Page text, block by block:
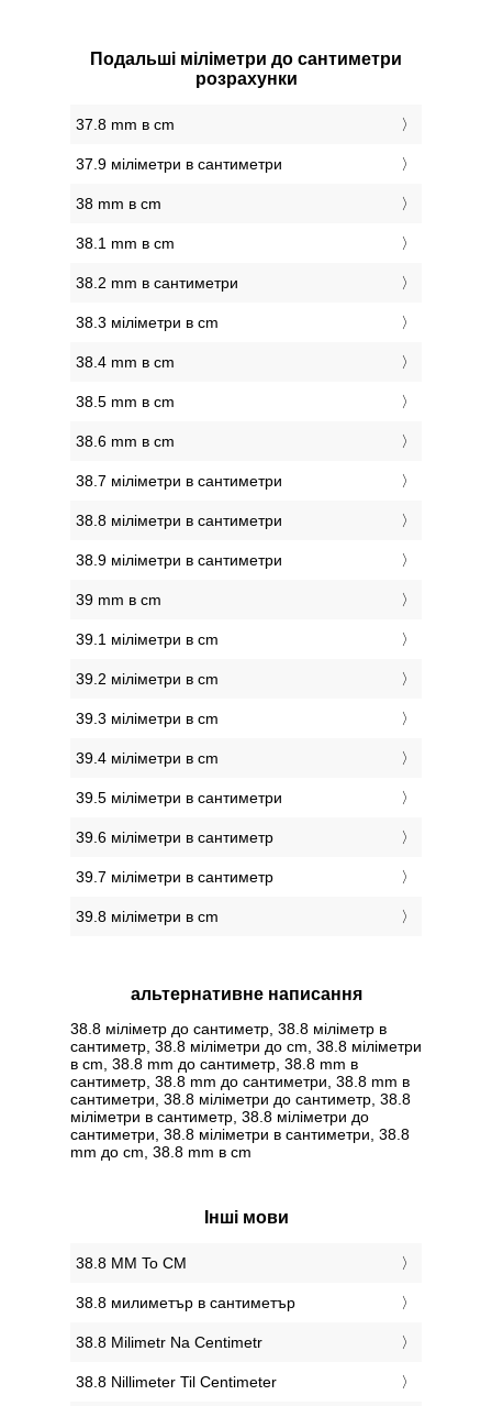
Подальші міліметри до сантиметри
розрахунки
37.8 mm в cm
37.9 міліметри в сантиметри
38 mm в cm
38.1 mm в cm
38.2 mm в сантиметри
38.3 міліметри в cm
38.4 mm в cm
38.5 mm в cm
38.6 mm в cm
38.7 міліметри в сантиметри
38.8 міліметри в сантиметри
38.9 міліметри в сантиметри
39 mm в cm
39.1 міліметри в cm
39.2 міліметри в cm
39.3 міліметри в cm
39.4 міліметри в cm
39.5 міліметри в сантиметри
39.6 міліметри в сантиметр
39.7 міліметри в сантиметр
39.8 міліметри в cm
альтернативне написання
38.8 міліметр до сантиметр, 38.8 міліметр в
сантиметр, 38.8 міліметри до cm, 38.8 міліметри
в cm, 38.8 mm до сантиметр, 38.8 mm в
сантиметр, 38.8 mm до сантиметри, 38.8 mm в
сантиметри, 38.8 міліметри до сантиметр, 38.8
міліметри в сантиметр, 38.8 міліметри до
сантиметри, 38.8 міліметри в сантиметри, 38.8
mm до cm, 38.8 mm в cm
Інші мови
‎38.8 MM To CM
‎38.8 милиметър в сантиметър
‎38.8 Milimetr Na Centimetr
‎38.8 Nillimeter Til Centimeter